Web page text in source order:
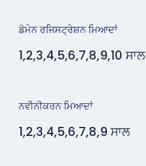
ਡੋਮੇਨ ਰਜਿਸਟ੍ਰੇਸ਼ਨ ਮਿਆਦਾਂ
1,2,3,4,5,6,7,8,9,10 ਸਾਲ
ਨਵੀਨੀਕਰਨ ਮਿਆਦਾਂ
1,2,3,4,5,6,7,8,9 ਸਾਲ